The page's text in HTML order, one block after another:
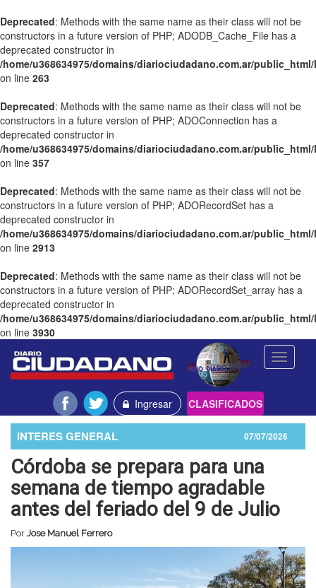
Deprecated: Methods with the same name as their class will not be
constructors in a future version of PHP; ADODB_Cache_File has a
deprecated constructor in
/home/u368634975/domains/diariociudadano.com.ar/
on line 263
Deprecated: Methods with the same name as their class will not be
constructors in a future version of PHP; ADOConnection has a
deprecated constructor in
/home/u368634975/domains/diariociudadano.com.ar/
on line 357
Deprecated: Methods with the same name as their class will not be
constructors in a future version of PHP; ADORecordSet has a
deprecated constructor in
/home/u368634975/domains/diariociudadano.com.ar/
on line 2913
Deprecated: Methods with the same name as their class will not be
constructors in a future version of PHP; ADORecordSet_array has a
deprecated constructor in
/home/u368634975/domains/diariociudadano.com.ar/
on line 3930
Toggle
Ingresar CLASIFICADOS
INTERES GENERAL 07/07/2026
Córdoba se prepara para una
semana de tiempo agradable
antes del feriado del 9 de Julio
Por Jose Manuel Ferrero